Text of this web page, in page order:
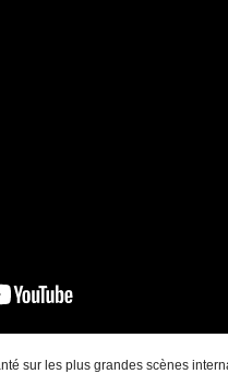
sur les plus grandes scènes